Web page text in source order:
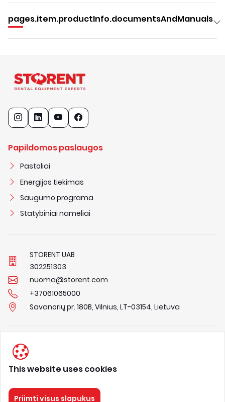
pages.item.productInfo.documentsAndManuals
Papildomos paslaugos
Pastoliai
Energijos tiekimas
Saugumo programa
Statybiniai nameliai
STORENT UAB
302251303
nuoma@storent.com
+37061065000
Savanorių pr. 180B, Vilnius, LT-03154, Lietuva
Privacy Policy
About us
This website uses cookies
Priimti visus slapukus